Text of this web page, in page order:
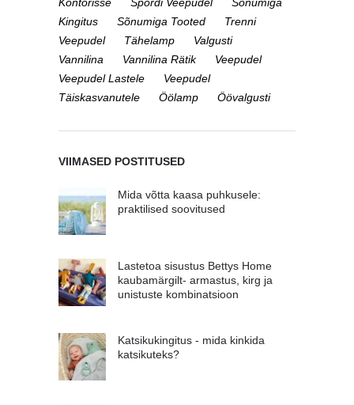
Kingitus
Sõnumiga Tooted
Trenni
Veepudel
Tähelamp
Valgusti
Vannilina
Vannilina Rätik
Veepudel
Veepudel Lastele
Veepudel
Täiskasvanutele
Öölamp Öövalgusti
VIIMASED POSTITUSED
Mida võtta kaasa puhkusele:
praktilised soovitused
Lastetoa sisustus Bettys Home
kaubamärgilt- armastus, kirg ja
unistuste kombinatsioon
Katsikukingitus - mida kinkida
katsikuteks?